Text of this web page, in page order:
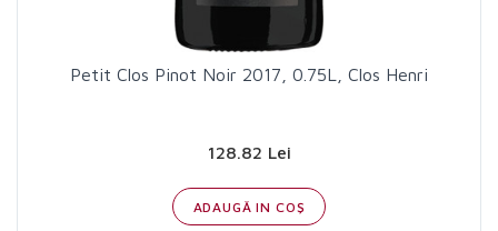
Petit Clos Pinot Noir 2017, 0.75L, Clos Henri
128.82 Lei
ADAUGĂ IN COŞ